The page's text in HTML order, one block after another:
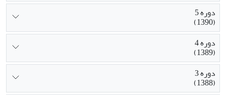
دوره 5
(1390)
دوره 4
(1389)
دوره 3
(1388)